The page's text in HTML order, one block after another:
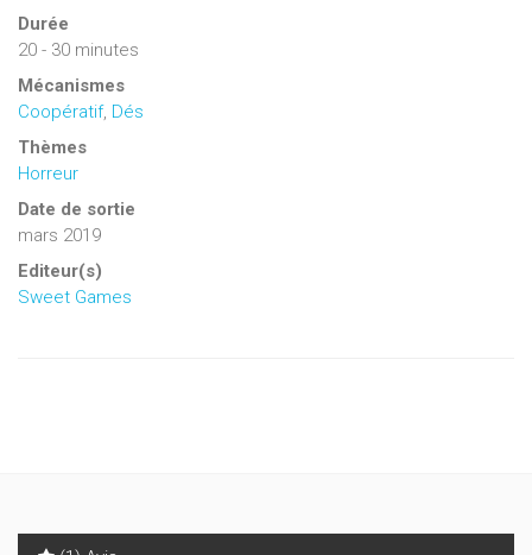
Durée
20 - 30 minutes
Mécanismes
Coopératif, Dés
Thèmes
Horreur
Date de sortie
mars 2019
Editeur(s)
Sweet Games